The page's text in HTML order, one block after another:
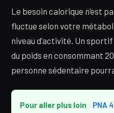
Le besoin calorique n’est
fluctue selon votre
niveau d’activité. Un
du poids en consommant
personne sédentaire
Pour aller plus loin : PNA